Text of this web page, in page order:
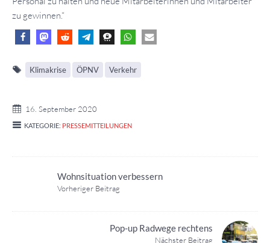
zu gewinnen.“
Klimakrise ÖPNV Verkehr
16. September 2020
KATEGORIE: PRESSEMITTEILUNGEN
Wohnsituation verbessern
Vorheriger Beitrag
Pop-up Radwege rechtens
Nächster Beitrag